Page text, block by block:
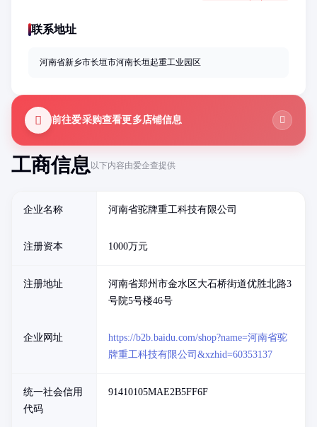
工商信息以下内容由爱企查提供
企业名称 河南省驼牌重工科技有限公司
注册资本 1000万元
注册地址
河南省郑州市金水区大石桥街道优胜北路3
号院5号楼46号
企业网址
https://b2b.baidu.com/shop?name=河南省驼
牌重工科技有限公司&xzhid=60353137
统一社会信用
代码
91410105MAE2B5FF6F
联系地址
河南省新乡市长垣市河南长垣起重工业园区
前往爱采购查看更多店铺信息